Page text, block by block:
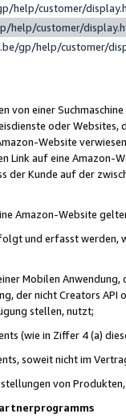
help/customer/
help/customer/
gp/help/customer/
von einer
oder Websites,
Website
Link auf eine
der Kunde auf der
Amazon-Website
und erfasst werden,
Mobilen
der nicht Creators
stellen, nutzt;
(wie in Ziffer 4 (a)
soweit nicht im
von